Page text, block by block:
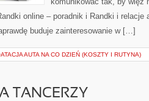
online – poradnik i Randki i relacje
buduje zainteresowanie w […]
AUTA NA CO DZIEŃ (KOSZTY I RUTYNA)
TANCERZY